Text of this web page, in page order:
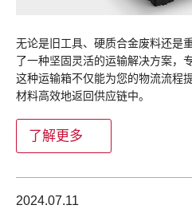
无论是旧工具、硬质合金废料还是
了一种坚固灵活的运输解决方案，
这种运输箱不仅能为您的物流流程
材料高效地返回供应链中。
了解更多
2024.07.11